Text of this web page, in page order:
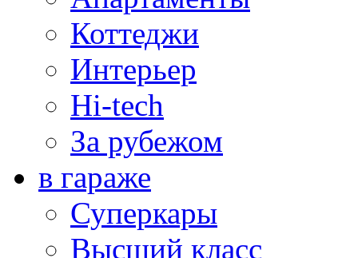
Коттеджи
Интерьер
Hi-tech
За рубежом
в гараже
Суперкары
Высший класс